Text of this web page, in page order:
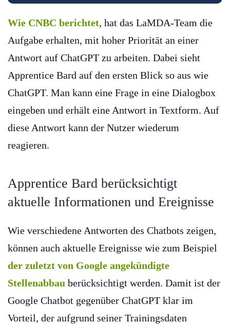
Wie CNBC berichtet, hat das LaMDA-Team die
Aufgabe erhalten, mit hoher Priorität an einer
Antwort auf ChatGPT zu arbeiten. Dabei sieht
Apprentice Bard auf den ersten Blick so aus wie
ChatGPT. Man kann eine Frage in eine Dialogbox
eingeben und erhält eine Antwort in Textform. Auf
diese Antwort kann der Nutzer wiederum
reagieren.
Apprentice Bard berücksichtigt
aktuelle Informationen und Ereignisse
Wie verschiedene Antworten des Chatbots zeigen,
können auch aktuelle Ereignisse wie zum Beispiel
der zuletzt von Google angekündigte
Stellenabbau berücksichtigt werden. Damit ist der
Google Chatbot gegenüber ChatGPT klar im
Vorteil, der aufgrund seiner Trainingsdaten